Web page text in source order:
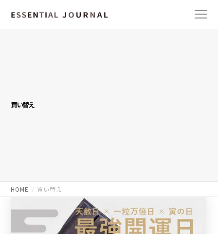
買い替え
HOME 買い替え